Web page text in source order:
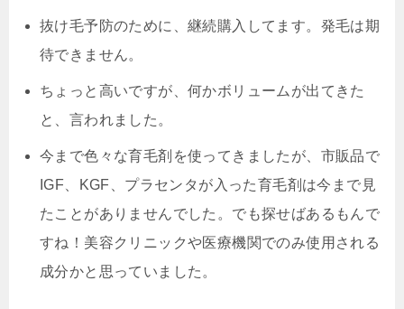
抜け毛予防のために、継続購入してます。発毛は期
待できません。
ちょっと高いですが、何かボリュームが出てきた
と、言われました。
今まで色々な育毛剤を使ってきましたが、 市販品で
IGF、KGF、プラセンタが入った育毛剤は今まで見
たことがありませんでした。 でも探せばあるもんで
すね！美容クリニックや医療機関でのみ使用される
成分かと思っていました。